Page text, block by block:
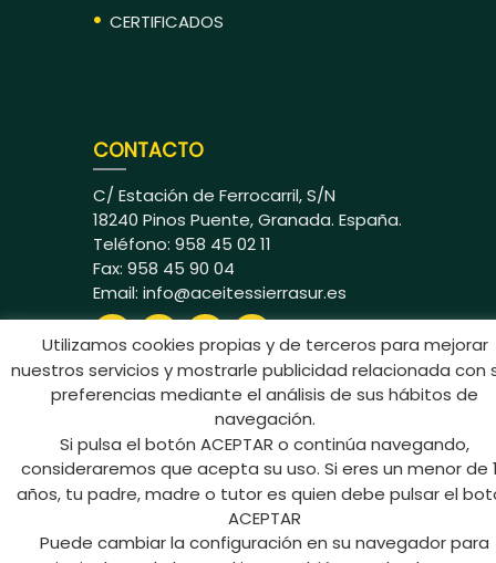
CERTIFICADOS
CONTACTO
C/ Estación de Ferrocarril, S/N
18240 Pinos Puente, Granada. España.
Teléfono: 958 45 02 11
Fax: 958 45 90 04
Email: info@aceitessierrasur.es
Aceites Sierra Sur © 2024 Todos los
derechos reservados
Utilizamos cookies propias y de terceros para mejorar
nuestros servicios y mostrarle publicidad relacionada con
preferencias mediante el análisis de sus hábitos de
navegación.
Si pulsa el botón ACEPTAR o continúa navegando,
consideraremos que acepta su uso. Si eres un menor de
años, tu padre, madre o tutor es quien debe pulsar el
ACEPTAR
Puede cambiar la configuración en su navegador para